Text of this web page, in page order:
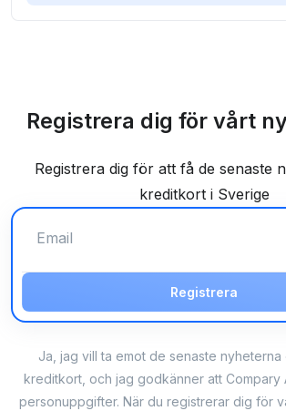
Registrera dig för vårt
Registrera dig för att få de senaste
kreditkort i Sverige
Registrera
Ja, jag vill ta emot de senaste nyheterna
kreditkort, och jag godkänner att Compary
personuppgifter. När du registrerar dig för